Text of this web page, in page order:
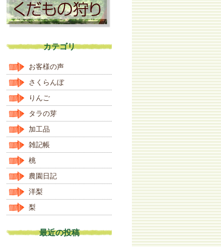
カテゴリ
お客様の声
さくらんぼ
りんご
タラの芽
加工品
雑記帳
桃
農園日記
洋梨
梨
最近の投稿